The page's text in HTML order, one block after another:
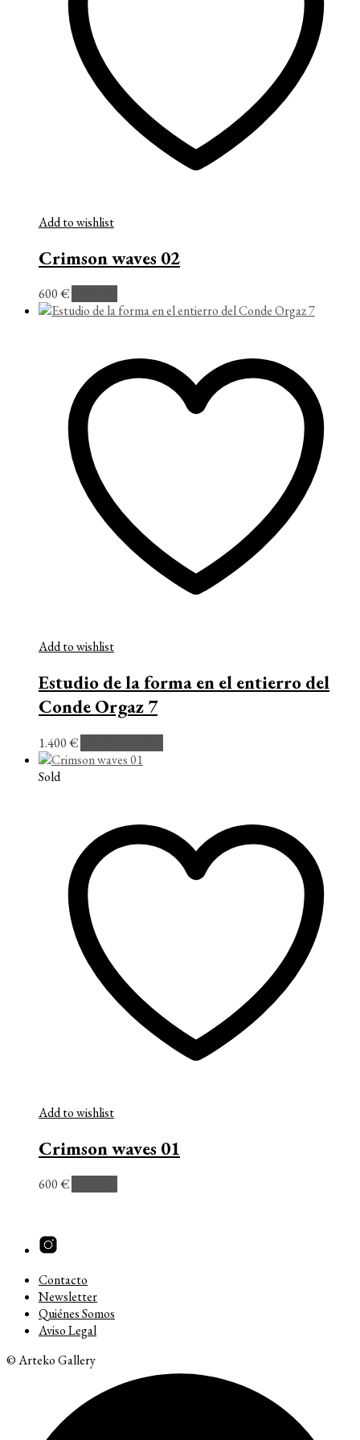
Add to wishlist
Crimson waves 02
600€
Add to wishlist
Estudio de la forma en el entierro del
Conde Orgaz 7
1.400€
Sold
Add to wishlist
Crimson waves 01
600€
Contacto
Newsletter
Quiénes Somos
Aviso Legal
© Arteko Gallery